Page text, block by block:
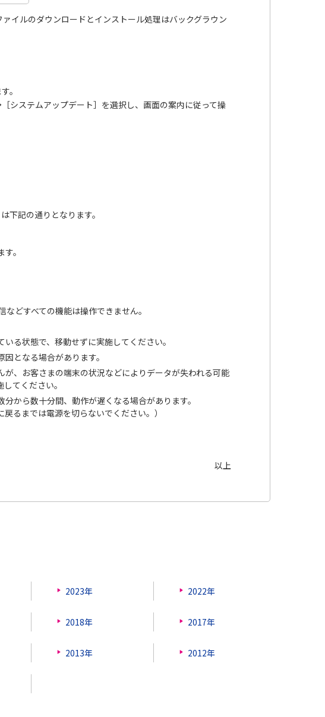
イルのダウンロードとインストール処理はバックグラウン
。
ステムアップデート］を選択し、画面の案内に従って操
下記の通りとなります。
。
どすべての機能は操作できません。
る状態で、移動せずに実施してください。
となる場合があります。
、お客さまの端末の状況などによりデータが失われる可能
てください。
から数十分間、動作が遅くなる場合があります。
るまでは電源を切らないでください。）
以上
2023年 2022年
2018年 2017年
2013年 2012年